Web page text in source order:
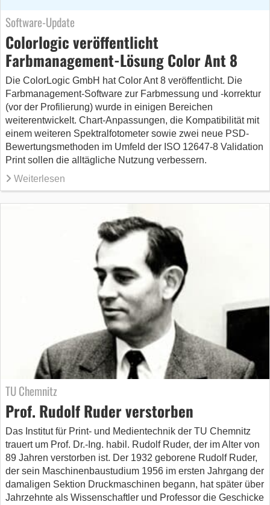
Software-Update
Colorlogic veröffentlicht
Farbmanagement-Lösung Color Ant 8
Die ColorLogic GmbH hat Color Ant 8 veröffentlicht. Die
Farbmanagement-Software zur Farbmessung und -korrektur
(vor der Profilierung) wurde in einigen Bereichen
weiterentwickelt. Chart-Anpassungen, die Kompatibilität mit
einem weiteren Spektralfotometer sowie zwei neue PSD-
Bewertungsmethoden im Umfeld der ISO 12647-8 Validation
Print sollen die alltägliche Nutzung verbessern.
Weiterlesen
TU Chemnitz
Prof. Rudolf Ruder verstorben
Das Institut für Print- und Medientechnik der TU Chemnitz
trauert um Prof. Dr.-Ing. habil. Rudolf Ruder, der im Alter von
89 Jahren verstorben ist. Der 1932 geborene Rudolf Ruder,
der sein Maschinenbaustudium 1956 im ersten Jahrgang der
damaligen Sektion Druckmaschinen begann, hat später über
Jahrzehnte als Wissenschaftler und Professor die Geschicke